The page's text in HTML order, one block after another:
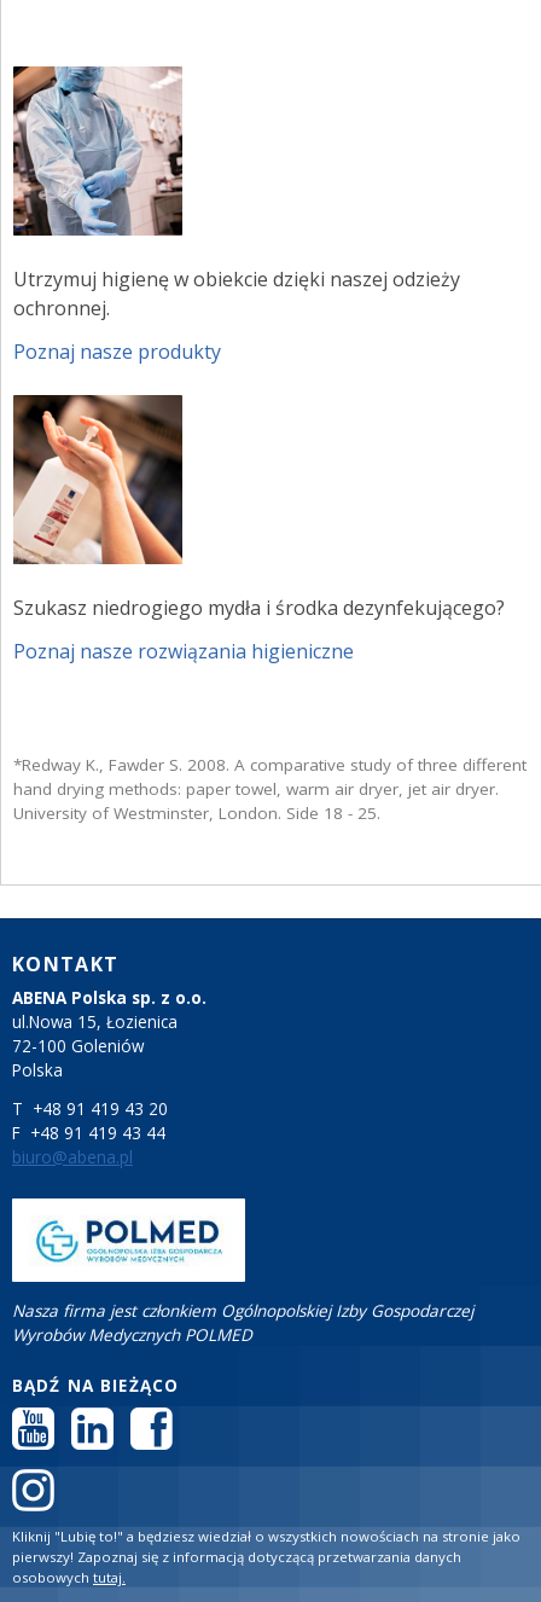
Utrzymuj higienę w obiekcie dzięki naszej odzieży
ochronnej.
Poznaj nasze produkty
Szukasz niedrogiego mydła i środka dezynfekującego?
Poznaj nasze rozwiązania higieniczne
*Redway K., Fawder S. 2008. A comparative study of three different
hand drying methods: paper towel, warm air dryer, jet air dryer.
University of Westminster, London. Side 18 - 25.
KONTAKT
ABENA Polska sp. z o.o.
ul.Nowa 15, Łozienica
72-100 Goleniów
Polska
T +48 91 419 43 20
F +48 91 419 43 44
biuro@abena.pl
Nasza firma jest członkiem Ogólnopolskiej Izby Gospodarczej
Wyrobów Medycznych POLMED
BĄDŹ NA BIEŻĄCO
Kliknij "Lubię to!" a będziesz wiedział o wszystkich nowościach na stronie jako
pierwszy! Zapoznaj się z informacją dotyczącą przetwarzania danych
osobowych tutaj.